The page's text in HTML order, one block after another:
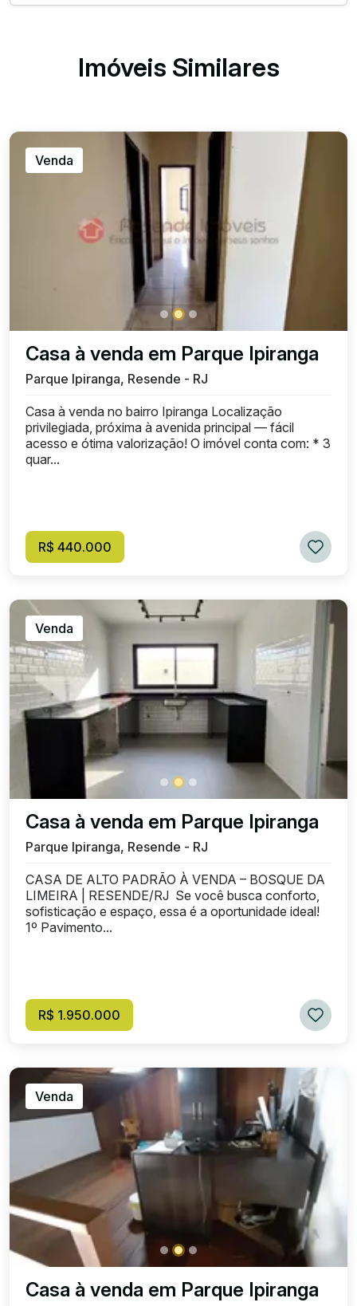
Imóveis Similares
Venda
Casa à venda em Parque Ipiranga
Parque Ipiranga, Resende - RJ
Casa à venda no bairro Ipiranga Localização
privilegiada, próxima à avenida principal — fácil
acesso e ótima valorização! O imóvel conta com: * 3
quar...
R$ 440.000
Venda
Casa à venda em Parque Ipiranga
Parque Ipiranga, Resende - RJ
CASA DE ALTO PADRÃO À VENDA – BOSQUE DA
LIMEIRA | RESENDE/RJ Se você busca conforto,
sofisticação e espaço, essa é a oportunidade ideal!
1º Pavimento...
R$ 1.950.000
Venda
Casa à venda em Parque Ipiranga